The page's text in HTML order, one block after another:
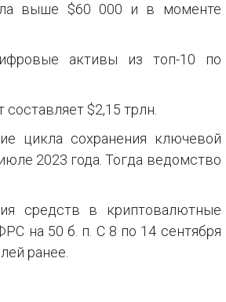
выше $60 000 и в моменте
активы из топ-10 по
$2,15 трлн.
цикла сохранения ключевой
2023 года. Тогда ведомство
средств в криптовалютные
на 50 б. п. С 8 по 14 сентября
ранее.